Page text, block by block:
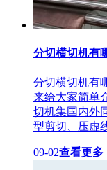
分切横切机有哪
分切横切机有哪
来给大家简单
切机集国内外同
型剪切、压
09-02查看更多